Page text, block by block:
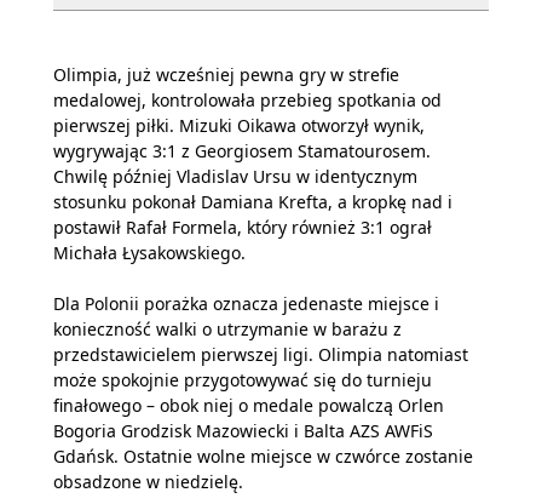
Olimpia, już wcześniej pewna gry w strefie
medalowej, kontrolowała przebieg spotkania od
pierwszej piłki. Mizuki Oikawa otworzył wynik,
wygrywając 3:1 z Georgiosem Stamatourosem.
Chwilę później Vladislav Ursu w identycznym
stosunku pokonał Damiana Krefta, a kropkę nad i
postawił Rafał Formela, który również 3:1 ograł
Michała Łysakowskiego.
Dla Polonii porażka oznacza jedenaste miejsce i
konieczność walki o utrzymanie w barażu z
przedstawicielem pierwszej ligi. Olimpia natomiast
może spokojnie przygotowywać się do turnieju
finałowego – obok niej o medale powalczą Orlen
Bogoria Grodzisk Mazowiecki i Balta AZS AWFiS
Gdańsk. Ostatnie wolne miejsce w czwórce zostanie
obsadzone w niedzielę.